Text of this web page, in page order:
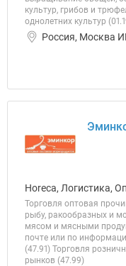
культур, грибов и
однолетних культур
Россия, Москва
Horeca, Логистика,
Торговля оптовая
рыбу, ракообразных и
мясом и мясными
почте или по
(47.91) Торговля
рынков (47.99)